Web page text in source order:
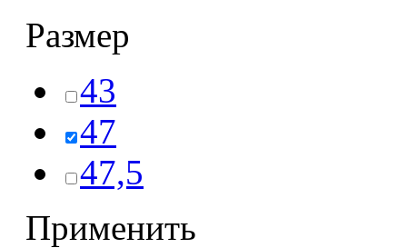
Размер
43
47
47,5
Применить